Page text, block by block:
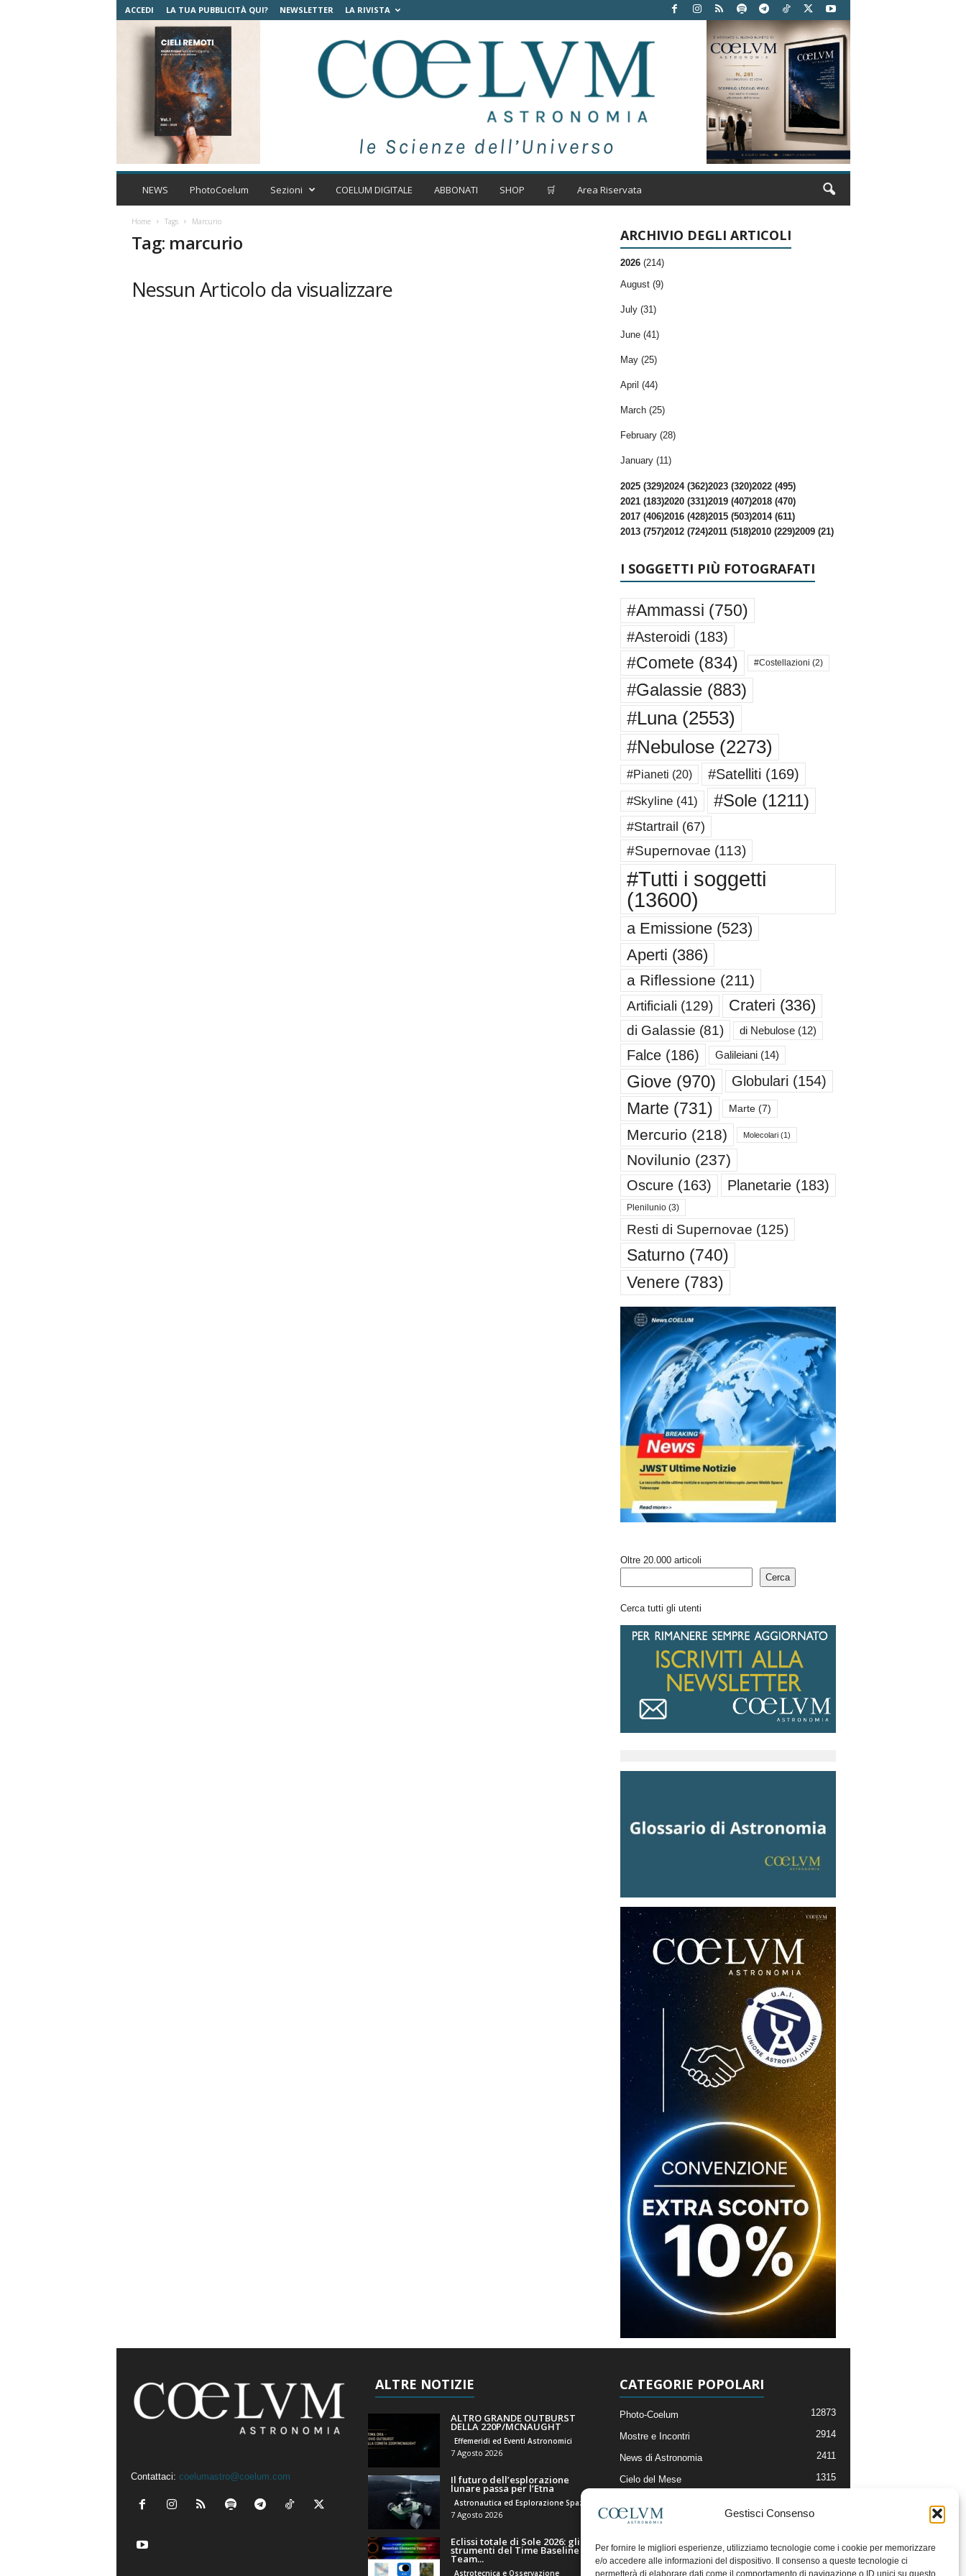
Gestisci Consenso
Per fornire le migliori esperienze, utilizziamo tecnologie come i cookie per memorizzare
e/o accedere alle informazioni del dispositivo. Il consenso a queste tecnologie ci
permetterà di elaborare dati come il comportamento di navigazione o ID unici su questo
ACCEDI LA TUA PUBBLICITÀ QUI? NEWSLETTER LA RIVISTA
C
t
NEWS PhotoCoelum Sezioni COELUM DIGITALE ABBONATI SHOP 🛒 Area Riservata
Home Tags Marcurio
Tag: marcurio
Nessun Articolo da visualizzare
ARCHIVIO DEGLI ARTICOLI
2026 (214)
August (9)
July (31)
June (41)
May (25)
April (44)
March (25)
February (28)
January (11)
2025 (329)2024 (362)2023 (320)2022 (495)
2021 (183)2020 (331)2019 (407)2018 (470)
2017 (406)2016 (428)2015 (503)2014 (611)
2013 (757)2012 (724)2011 (518)2010 (229)2009 (21)
I SOGGETTI PIÙ FOTOGRAFATI
#Ammassi (750)
#Asteroidi (183)
#Comete (834) #Costellazioni (2)
#Galassie(883)
#Luna(2553)
#Nebulose(2273)
#Pianeti (20) #Satelliti (169)
#Skyline(41) #Sole(1211)
#Startrail (67)
#Supernovae (113)
#Tutti i soggetti
(13600)
a Emissione(523)
Aperti (386)
a Riflessione (211)
Artificiali (129) Crateri (336)
di Galassie (81) di Nebulose(12)
Falce(186) Galileiani(14)
Giove(970) Globulari (154)
Marte (731) Marte(7)
Mercurio (218) Molecolari(1)
Novilunio (237)
Oscure(163) Planetarie(183)
Plenilunio(3)
Resti di Supernovae (125)
Saturno (740)
Venere (783)
Oltre 20.000 articoli
Cerca
Cerca tutti gli utenti
Contattaci: coelumastro@coelum.com
ALTRE NOTIZIE
ALTRO GRANDE OUTBURST
DELLA 220P/MCNAUGHT
Effemeridi ed Eventi Astronomici
7 Agosto 2026
Il futuro dell’esplorazione
lunare passa per l’Etna
7 Agosto 2026
Eclissi totale di Sole 2026: gli
strumenti del Time Baseline
Team...
Astrotecnica e Osservazione
CATEGORIE POPOLARI
Photo-Coelum 12873
Mostre e Incontri 2914
News di Astronomia 2411
Cielo del Mese 1315
Articoli e Risorse On-Line
Il Blog della Redazione